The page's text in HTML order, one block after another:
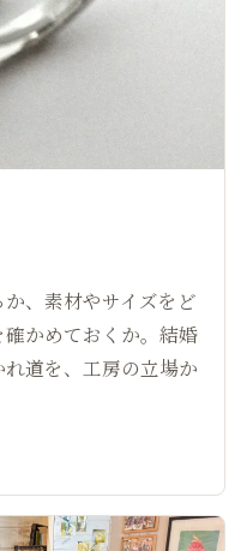
、素材やサイズをど
かめておくか。結婚
道を、工房の立場か